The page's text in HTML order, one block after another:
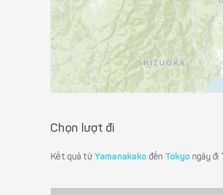
Chọn lượt đi
Kết quả từ Yamanakako đến Tokyo ngày đi